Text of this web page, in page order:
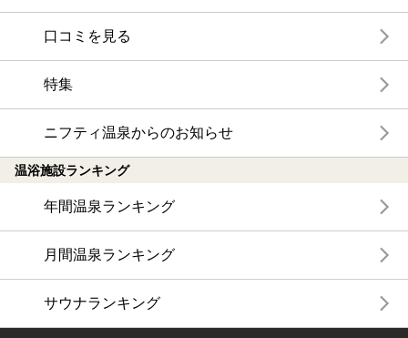
口コミを見る
特集
ニフティ温泉からのお知らせ
温浴施設ランキング
年間温泉ランキング
月間温泉ランキング
サウナランキング